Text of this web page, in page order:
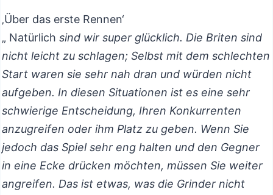
‚Über das erste Rennen‘
„ Natürlich sind wir super glücklich. Die Briten sind
nicht leicht zu schlagen; Selbst mit dem schlechten
Start waren sie sehr nah dran und würden nicht
aufgeben. In diesen Situationen ist es eine sehr
schwierige Entscheidung, Ihren Konkurrenten
anzugreifen oder ihm Platz zu geben. Wenn Sie
jedoch das Spiel sehr eng halten und den Gegner
in eine Ecke drücken möchten, müssen Sie weiter
angreifen. Das ist etwas, was die Grinder nicht